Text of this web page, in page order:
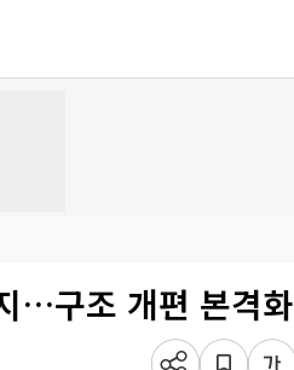
…구조 개편 본격화